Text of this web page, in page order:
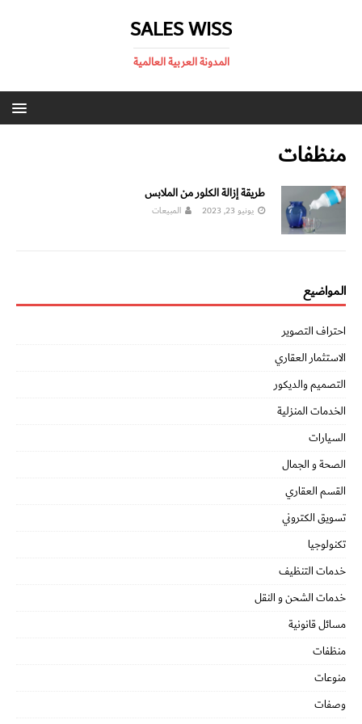
SALES WISS
المدونة العربية العالمية
منظفات
طريقة إزالة الكلور من الملابس
يونيو 23, 2023 المبيعات
المواضيع
احتراف التصوير
الاستثمار العقاري
التصميم والديكور
الخدمات المنزلية
السيارات
الصحة و الجمال
القسم العقاري
تسويق الكتروني
تكنولوجيا
خدمات التنظيف
خدمات الشحن و النقل
مسائل قانونية
منظفات
منوعات
وصفات